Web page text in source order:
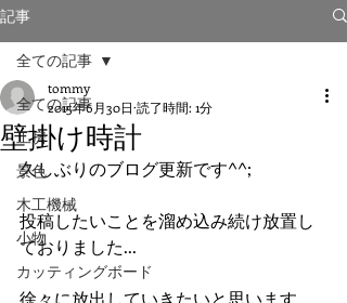
記事
全ての記事
工房
景色
木工機械
小物
カッティングボード
全ての記事
壁掛け時計
tommy
2015年6月30日 読了時間: 1分
久しぶりのブログ更新です^^;
投稿したいことを溜め込み続け放置し
ておりました...
徐々に放出していきたいと思います。